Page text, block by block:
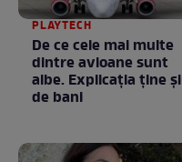
PLAYTECH
De ce cele mai multe
dintre avioane sunt
albe. Explicația ține și
de bani